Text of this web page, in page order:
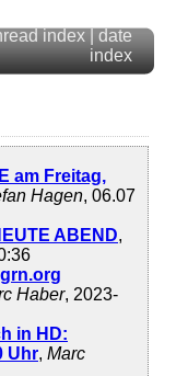
index
date
index
am Freitag,
Hagen, 06.07
ABEND,
Haber, 2023-
in HD:
Uhr, Marc